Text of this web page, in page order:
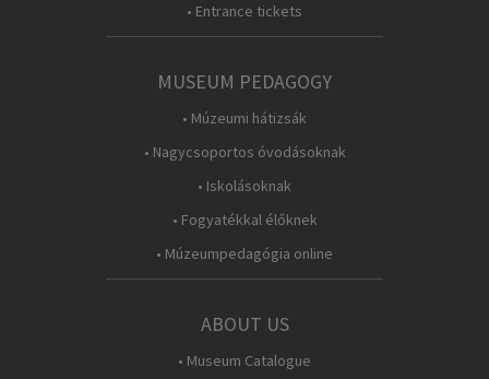
• Entrance tickets
MUSEUM PEDAGOGY
• Múzeumi hátizsák
• Nagycsoportos óvodásoknak
• Iskolásoknak
• Fogyatékkal élőknek
• Múzeumpedagógia online
ABOUT US
• Museum Catalogue